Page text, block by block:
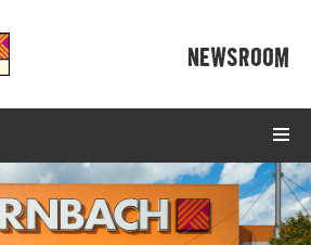
NEWSROOM